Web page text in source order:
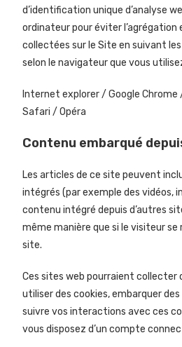
d’identification unique d’analyse
ordinateur pour éviter l’agrégation
collectées sur le Site en suivant
selon le navigateur que vous
Internet explorer/Google Chrome
Safari /Opéra
Contenu embarqué
Les articles de ce site peuvent
intégrés (par exemple des vidéos,
contenu intégré depuis d’autres
même manière que si le visiteur
site.
Ces sites web pourraient collecter
utiliser des cookies, embarquer
suivre vos interactions avec ces
vous disposez d’un compte